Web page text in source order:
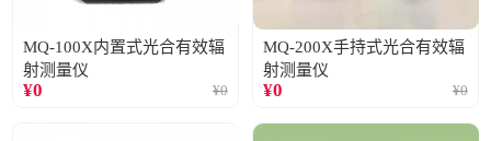
MQ-100X内置式光合有效辐
射测量仪
¥0 ¥0
MQ-200X手持式光合有效辐
射测量仪
¥0 ¥0